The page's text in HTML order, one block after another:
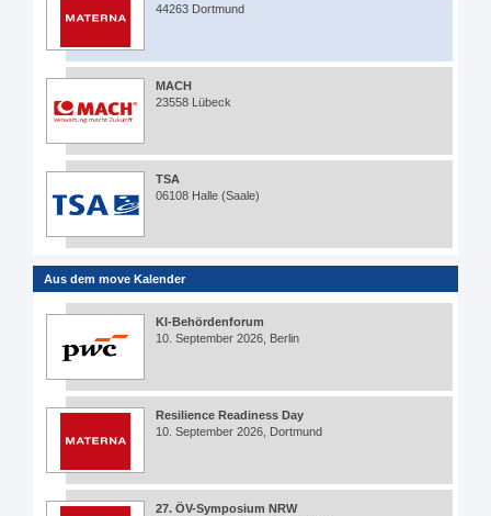
44263 Dortmund
MACH
23558 Lübeck
TSA
06108 Halle (Saale)
Aus dem move Kalender
KI-Behördenforum
10. September 2026, Berlin
Resilience Readiness Day
10. September 2026, Dortmund
27. ÖV-Symposium NRW